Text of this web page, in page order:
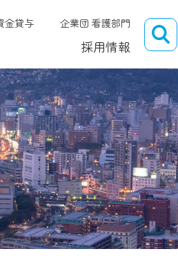
採用情報
金貸与 企業団 看護部門